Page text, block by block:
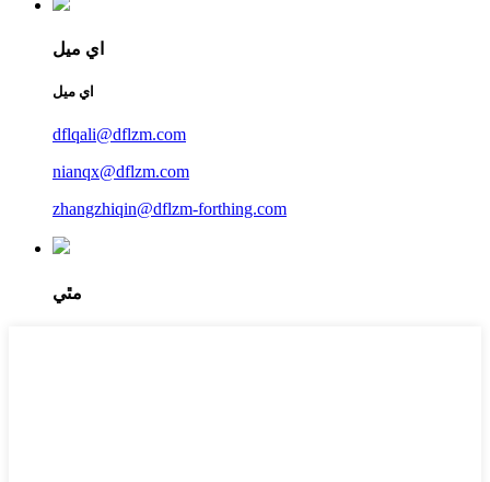
اي ميل
اي ميل
dflqali@dflzm.com
nianqx@dflzm.com
zhangzhiqin@dflzm-forthing.com
مٿي